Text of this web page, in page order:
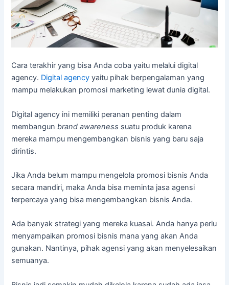
Cara terakhir yang bisa Anda coba yaitu melalui digital
agency. Digital agency yaitu pihak berpengalaman yang
mampu melakukan promosi marketing lewat dunia digital.
Digital agency ini memiliki peranan penting dalam
membangunbrand awareness suatu produk karena
mereka mampu mengembangkan bisnis yang baru saja
dirintis.
Jika Anda belum mampu mengelola promosi bisnis Anda
secara mandiri, maka Anda bisa meminta jasa agensi
terpercaya yang bisa mengembangkan bisnis Anda.
Ada banyak strategi yang mereka kuasai. Anda hanya perlu
menyampaikan promosi bisnis mana yang akan Anda
gunakan. Nantinya, pihak agensi yang akan menyelesaikan
semuanya.